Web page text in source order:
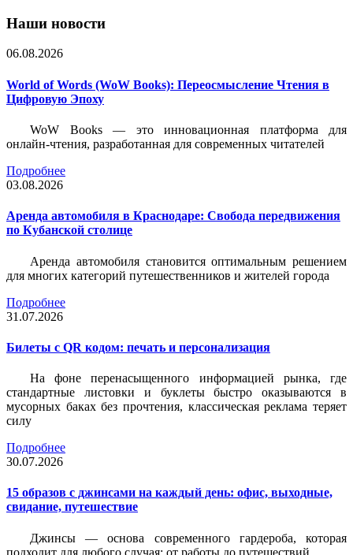
Наши новости
06.08.2026
World of Words (WoW Books): Переосмысление Чтения в
Цифровую Эпоху
WoW Books — это инновационная платформа для
онлайн-чтения, разработанная для современных читателей
Подробнее
03.08.2026
Аренда автомобиля в Краснодаре: Свобода передвижения
по Кубанской столице
Аренда автомобиля становится оптимальным решением
для многих категорий путешественников и жителей города
Подробнее
31.07.2026
Билеты c QR кодом: печать и персонализация
На фоне перенасыщенного информацией рынка, где
стандартные листовки и буклеты быстро оказываются в
мусорных баках без прочтения, классическая реклама теряет
силу
Подробнее
30.07.2026
15 образов с джинсами на каждый день: офис, выходные,
свидание, путешествие
Джинсы — основа современного гардероба, которая
подходит для любого случая: от работы до путешествий